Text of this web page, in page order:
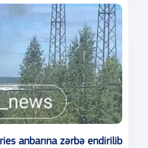
anbarına zərbə endirilib